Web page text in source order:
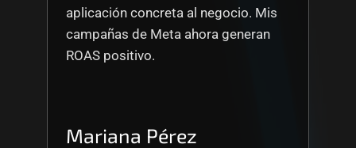
aplicación concreta al negocio. Mis
campañas de Meta ahora generan
ROAS positivo.
Mariana Pérez